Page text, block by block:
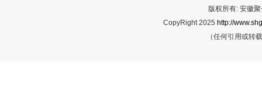
版权所有: 安徽
CopyRight 2025 http://
（任何引用或转